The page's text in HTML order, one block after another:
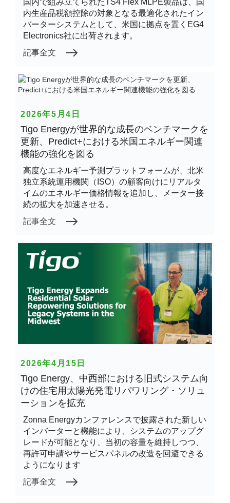
国内で組み立てられたTS4 Flex MLPE製品は、国
内生産品税額控除の対象となる最適化されたイン
バーターシステムとして、米国に拠点を置くEG4
Electronics社に出荷されます。
記事全文
2026年5月4日
Tigo Energyが世界的な成長のベンチマークを
更新、Predict+における米国エネルギー関連
機能の強化を図る
高度なエネルギー予測プラットフォームが、北米
独立系統運用機関（ISO）の顧客向けにリアルタ
イムのエネルギー価格情報を追加し、メーター接
続の拡大を加速させる。
記事全文
2026年4月15日
Tigo Energy、中西部における旧式システム向
けの住宅用太陽光発電リパワリング・ソリュ
ーションを拡充
Zonna Energyカンファレンスで披露された新しい
インバーターと機能により、システムのアップグ
レードが可能となり、当初の容量を維持しつつ、
再許可申請やサービスパネルの改造を回避できる
ようになります
記事全文